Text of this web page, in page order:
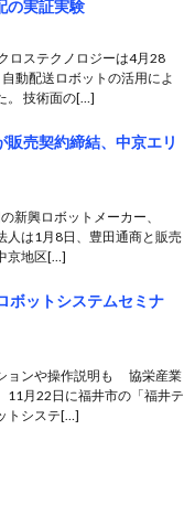
の実証実験
ロステクノロジーは4月28
動配送ロボットの活用によ
。 技術面の[…]
売契約締結、中京エリ
新興ロボットメーカー、
人は1月8日、豊田通商と販売
京地区[…]
ボットシステムセミナ
ョンや操作説明も 協栄産業
11月22日に福井市の「福井テ
トシステ[…]